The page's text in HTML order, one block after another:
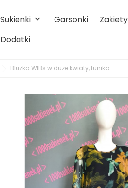
Sukienki keyboard_arrow_down Garsonki Żakiety
Dodatki
Bluzka WIBs w duże kwiaty, tunika